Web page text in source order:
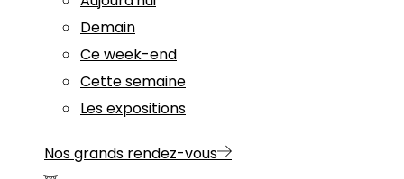
Demain
Ce week-end
Cette semaine
Les expositions
Nos grands rendez-vous